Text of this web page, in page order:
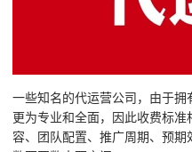
一些知名的代运营公司，由于
更为专业和全面，因此收费标
容、团队配置、推广周期、预